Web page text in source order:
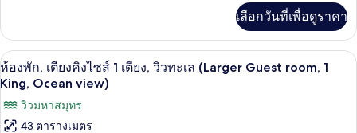
Pool
view)
1
Pool
view)
1
เตียง,
ใช้
สระ
ว่าย
เกี่ยว
กับ
ห้อง
พัก,
เตียง
คิง
ไซส์
เลือกวันที่เพื่อดูราคา
เปิด
ภาพถ่าย
ทั้งหมด
1 ห้องนอน, เครื่องนอนระดับพรีเมียม,
6
ห้องพัก, เตียงคิงไซส์ 1 เตียง, วิวทะเล (Larger Guest room, 1
King, Ocean view)
วิวมหาสมุทร
43 ตารางเมตร